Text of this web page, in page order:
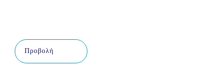
Προβολή